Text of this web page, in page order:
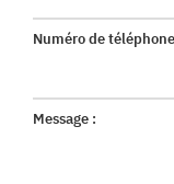
Numéro de
Message :